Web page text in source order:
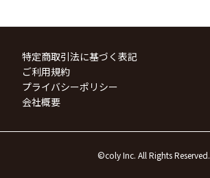
特定商取引法に基づく表記
ご利用規約
プライバシーポリシー
会社概要
©coly Inc. All Rights Reserved.